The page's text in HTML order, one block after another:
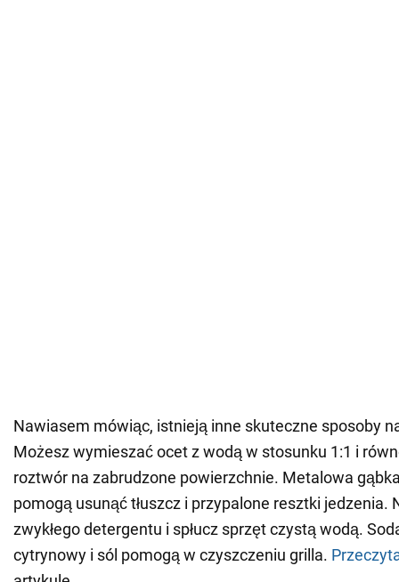
Nawiasem mówiąc, istnieją inne skuteczne sposoby
Możesz wymieszać ocet z wodą w stosunku 1:1 i
roztwór na zabrudzone powierzchnie. Metalowa
pomogą usunąć tłuszcz i przypalone resztki jedzenia.
zwykłego detergentu i spłucz sprzęt czystą wodą.
cytrynowy i sól pomogą w czyszczeniu grilla.